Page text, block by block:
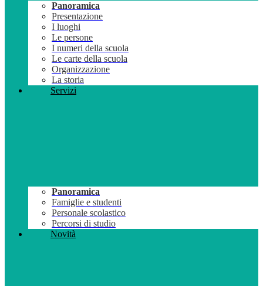
Panoramica
Presentazione
I luoghi
Le persone
I numeri della scuola
Le carte della scuola
Organizzazione
La storia
Servizi
Panoramica
Famiglie e studenti
Personale scolastico
Percorsi di studio
Novità